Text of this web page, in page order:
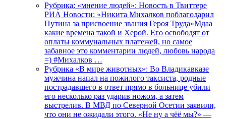
Рубрика: «мнение людей»: Новость в Твиттере
РИА Новости: «Никита Михалков поблагодарил
Путина за присвоение звания Героя Труда»Мдаа
какие времена такой и Херой. Его освободят от
оплаты коммунальных платежей, но самое
забавное это комментарии людей, любовь народа
=) #Михалков …
Рубрика «В мире животных»: Во Владикавказе
мужчина напал на пожилого таксиста, родные
пострадавшего в ответ прямо в больнице убили
его несколько раз ударив ножом, а затем
выстрелив. В МВД по Северной Осетии заявили,
что они не ожидали этого. «Не ну а чёё мы?» —